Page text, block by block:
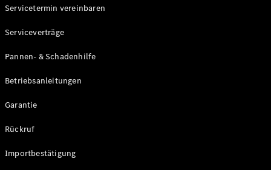
Mercedes-
Benz
Schweiz
Servicetermin vereinbaren
Serviceverträge
Pannen- & Schadenhilfe
Betriebsanleitungen
Garantie
Rückruf
Importbestätigung